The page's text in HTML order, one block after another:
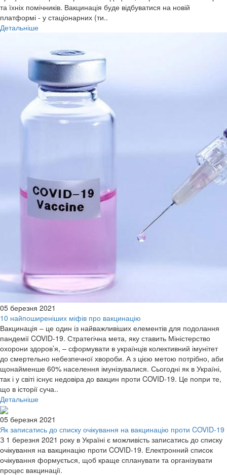
та їхніх помічників. Вакцинація буде відбуватися на новій
платформі - у стаціонарних (ти..
Детальніше
05 березня 2021
10 найпоширеніших міфів про вакцинацію
Вакцинація – це один із найважливіших елементів для подолання
пандемії COVID-19. Стратегічна мета, яку ставить Міністерство
охорони здоров’я, – сформувати в українців колективний імунітет
до смертельно небезпечної хвороби. А з цією метою потрібно, аби
щонайменше 60% населення імунізувалися. Сьогодні як в Україні,
так і у світі існує недовіра до вакцин проти COVID-19. Це попри те,
що в історії суча..
Детальніше
05 березня 2021
Як записатись до списку очікування на вакцинацію проти COVID-19
З 1 березня 2021 року в Україні є можливість записатись до списку
очікування на вакцинацію проти COVID-19. Електронний список
очікування формується, щоб краще спланувати та організувати
процес вакцинації.